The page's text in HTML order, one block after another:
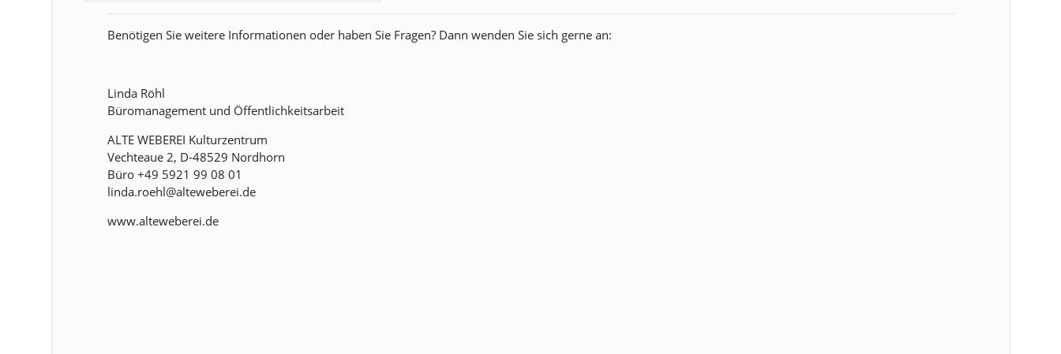
Benötigen Sie weitere Informationen oder haben Sie Fragen? Dann wenden Sie sich gerne an:
Linda Röhl
Büromanagement und Öffentlichkeitsarbeit
ALTE WEBEREI Kulturzentrum
Vechteaue 2, D-48529 Nordhorn
Büro +49 5921 99 08 01
linda.roehl@alteweberei.de
www.alteweberei.de